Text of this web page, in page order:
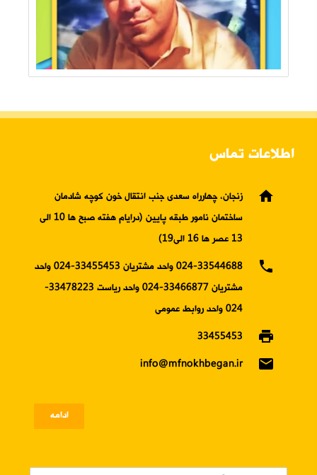
اطلاعات تماس
home
زنجان، چهارراه سعدی جنب انتقال خون کوچه شادمان
ساختمان نامور طبقه پایین (درایام هفته صبح ها 10 الی
13 عصر ها 16 الی19)
phone
024-33544688 واحد مشتریان 33455453-024 واحد
مشتریان 33466877-024 واحد ریاست 33478223-
024 واحد روابط عمومی
print
33455453
email
info@mfnokhbegan.ir
ادامه